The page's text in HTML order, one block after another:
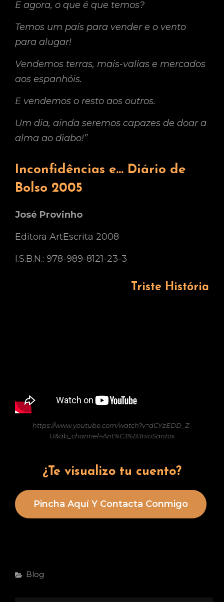
E agora, o que é que temos?
Temos um país para vender e o vento
para alugar!
Vendemos terras, mais-valias e mercados
aos espanhóis.
E vendemos o resto aos outros.
Um dia, ainda seremos capazes de doar a
alma ao diabo!”
Inconfidências e… Diário de
Bolso 2005
José Provinho
Editora ArtEscrita 2008
I.S.B.N.: 978-989-8121-23-3
Triste História
https://www.youtube.com/watch?v=dCYzEDD_Z-
U&ab_channel=Ant%C3%B3nioSantos
¿Te visualizo tu cuento?
Pincha Aquí Y Contacta Conmigo
Categorías
Blog